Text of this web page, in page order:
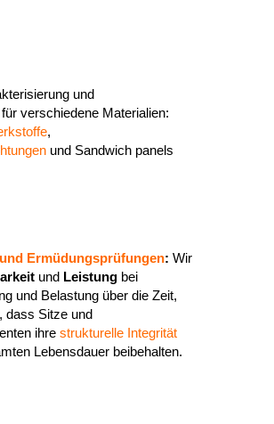
und
verschiedene Materialien:
,
und Sandwich panels
Ermüdungsprüfungen: Wir
und Leistung bei
und Belastung über die Zeit,
dass Sitze und
ihre strukturelle Integrität
Lebensdauer beibehalten.